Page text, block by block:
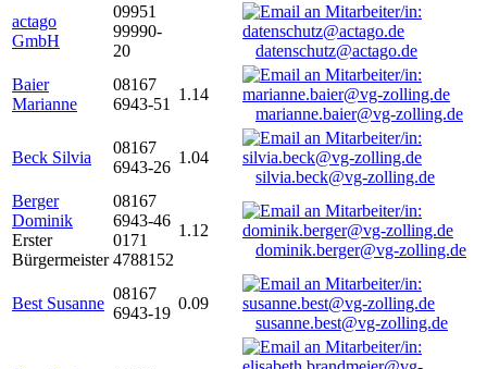
actago
GmbH
09951
99990-
20
datenschutz@actago.de
Baier
Marianne
08167
6943-51
1.14
marianne.baier@vg-zolling.de
Beck Silvia
08167
6943-26
1.04
silvia.beck@vg-zolling.de
Berger
Dominik
Erster
Bürgermeister
08167
6943-46
0171
4788152
1.12
dominik.berger@vg-zolling.de
Best Susanne
08167
6943-19
0.09
susanne.best@vg-zolling.de